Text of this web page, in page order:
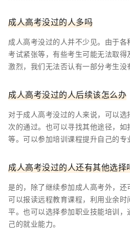
成人高考没过的人多吗
成人高考没过的人并不少见。由于各
考试紧张等，有些考生可能无法取
激烈，我们无法否认有一部分考生没
成人高考没过的人后续该怎么办
对于成人高考没过的人来说，可以
次的通过。也可以寻找其他途径，
等。可以参加培训课程提升自己的专
成人高考没过的人还有其他选择
是的，除了继续参加成人高考外，还
可以报读远程教育课程，利用业余
平。也可以选择参加职业技能培训，
己的就业能力。